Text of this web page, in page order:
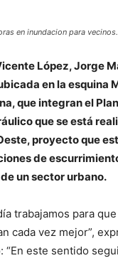
en inundacion para vecinos.
López, Jorge
en la esquina
que integran el
que se está
proyecto que
de
un sector urbano.
trabajamos para
cada vez mejor”,
“En este sentido